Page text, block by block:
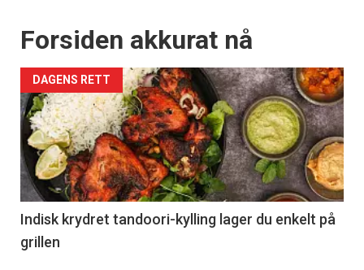
Forsiden akkurat nå
DAGENS RETT
Indisk krydret tandoori-kylling lager du enkelt på
grillen